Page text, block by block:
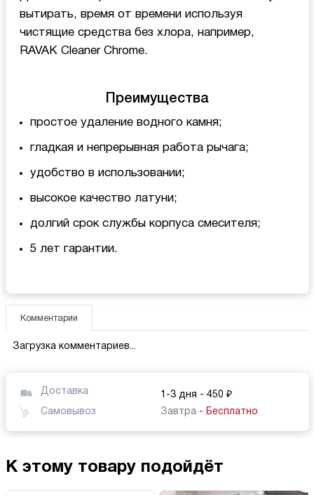
вытирать, время от времени используя
чистящие средства без хлора, например,
RAVAK Cleaner Chrome.
Преимущества
простое удаление водного камня;
гладкая и непрерывная работа рычага;
удобство в использовании;
высокое качество латуни;
долгий срок службы корпуса смесителя;
5 лет гарантии.
Комментарии
Загрузка комментариев...
Доставка 1-3 дня - 450 ₽
Самовывоз
Завтра - Бесплатно
К этому товару подойдёт